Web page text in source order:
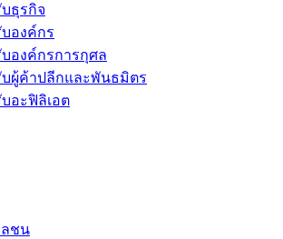
บธุรกิจ
บองค์กร
บองค์กรการกุศล
บผู้ค้าปลีกและพันธมิตร
บอะฟิลิเอต
ชน